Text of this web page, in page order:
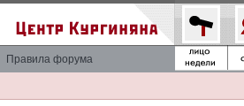
Правила форума